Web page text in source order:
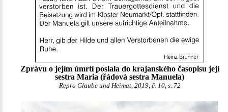
Zprávu o jejím úmrtí poslala do krajanského časopisu její
sestra Maria (řádová sestra Manuela)
Repro Glaube und Heimat, 2019, č. 10, s. 72